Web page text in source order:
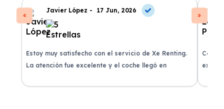
Javier López - 17 Jun, 2026
Estoy muy satisfecho con el servicio de Xe Renting.
La atención fue excelente y el coche llegó en